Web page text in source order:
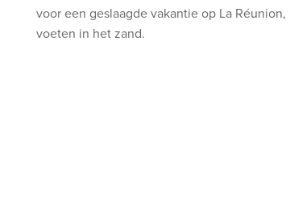
voor een geslaagde vakantie op La
voeten in het zand.